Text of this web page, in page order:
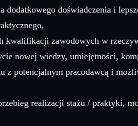
dodatkowego doświadczenia i
kwalifikacji zawodowych w
nowej wiedzy, umiejętności,
z potencjalnym pracodawcą i
realizacji stażu / praktyki,